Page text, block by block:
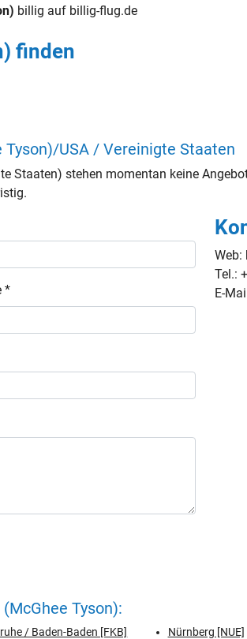
billig auf billig-flug.de
finden
USA / Vereinigte Staaten
Staaten) stehen momentan keine
*
Web:
Tel.:
E-
Tyson):
/ Baden-Baden [FKB]
Nürnberg [NUE]